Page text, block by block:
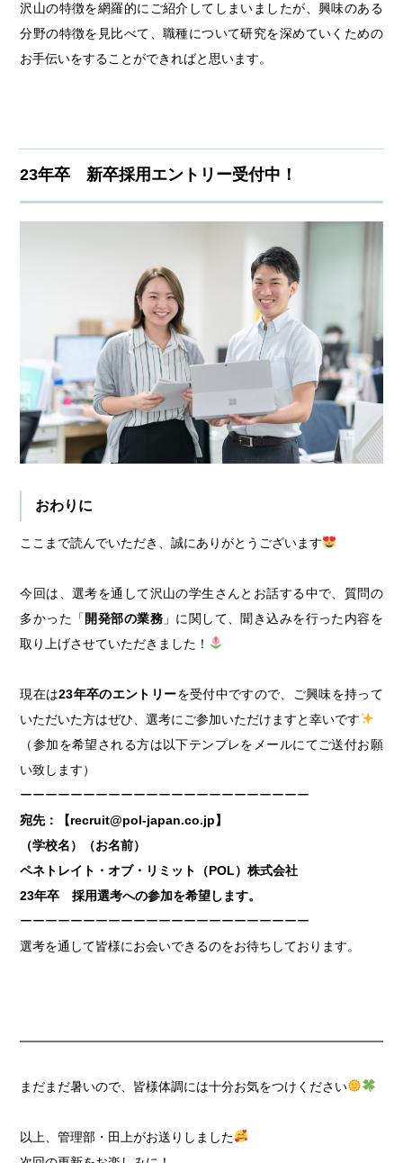
沢山の特徴を網羅的にご紹介してしまいましたが、興味のある
分野の特徴を見比べて、職種について研究を深めていくための
お手伝いをすることができればと思います。
23年卒 新卒採用エントリー受付中！
おわりに
ここまで読んでいただき、誠にありがとうございます
今回は、選考を通して沢山の学生さんとお話する中で、質問の
多かった「 開発部の業務」に関して、聞き込みを行った内容を
取り上げさせていただきました！
現在は23年卒のエントリーを受付中ですので、ご興味を持って
いただいた方はぜひ、選考にご参加いただけますと幸いです
（参加を希望される方は以下テンプレをメールにてご送付お願
い致します）
ーーーーーーーーーーーーーーーーーーーーーーー
宛先：【recruit@pol-japan.co.jp】
（学校名）（お名前）
ペネトレイト・オブ・リミット（POL）株式会社
23年卒 採用選考への参加を希望します。
ーーーーーーーーーーーーーーーーーーーーーーー
選考を通して皆様にお会いできるのをお待ちしております。
まだまだ暑いので、皆様体調には十分お気をつけください
以上、管理部・田上がお送りしました